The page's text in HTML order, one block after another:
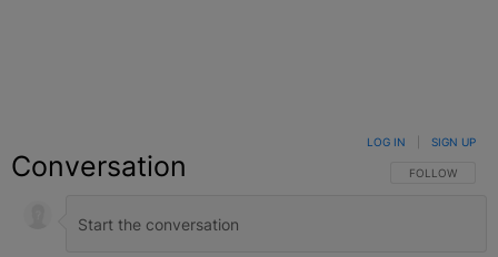
Conversation FOLLOW THIS
FOLLOW
LOG IN SIGN UP